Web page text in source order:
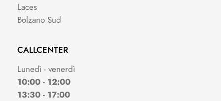
Laces
Bolzano Sud
CALLCENTER
Lunedì - venerdì
10:00 - 12:00
13:30 - 17:00